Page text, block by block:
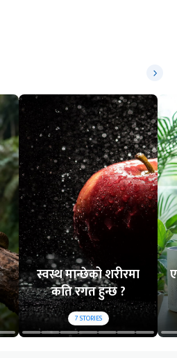
स्वस्थ मान्छेको शरीरमा
कति रगत हुन्छ ?
7STORIES